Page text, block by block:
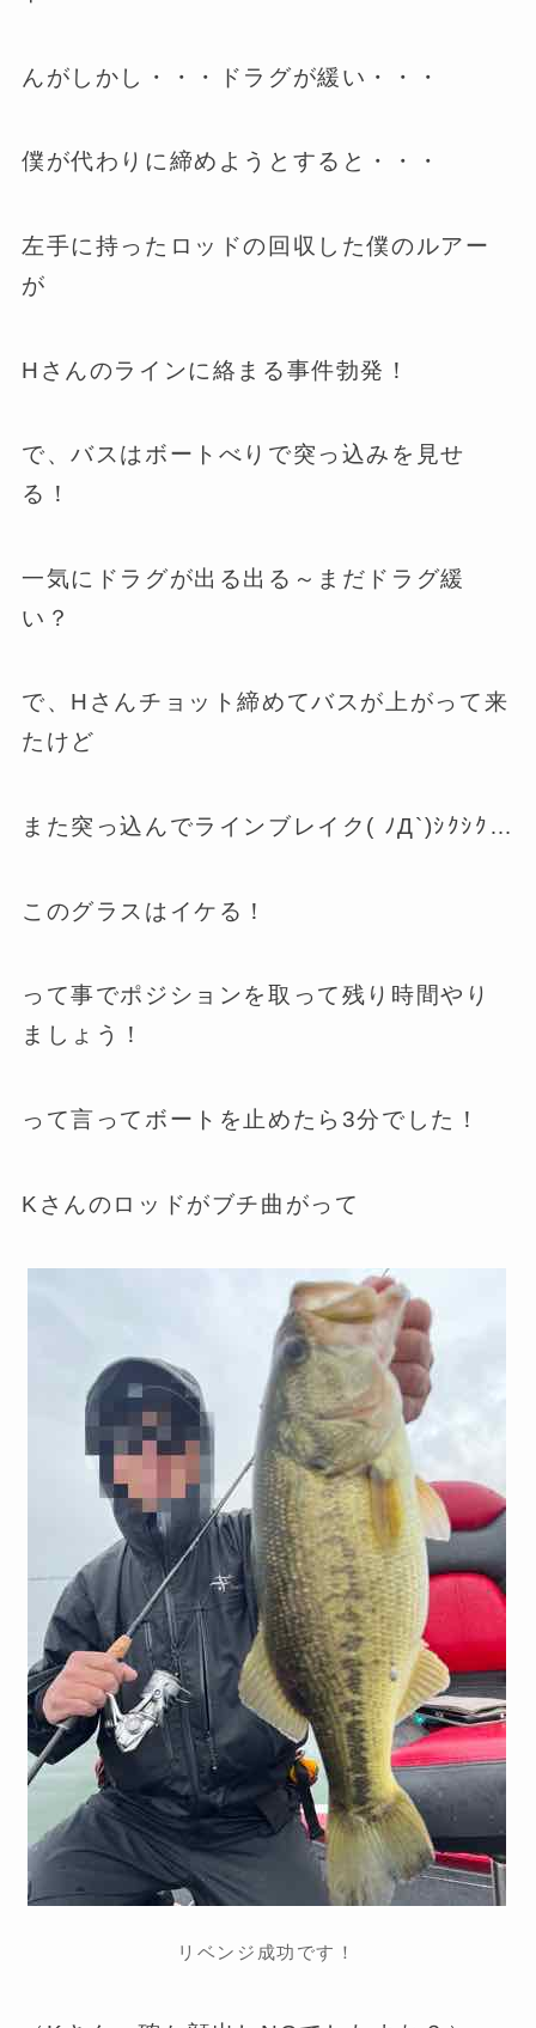
んがしかし・・・ドラグが緩い・・・
僕が代わりに締めようとすると・・・
左手に持ったロッドの回収した僕のルアー
が
Hさんのラインに絡まる事件勃発！
で、バスはボートべりで突っ込みを見せ
る！
一気にドラグが出る出る～まだドラグ緩
い？
で、Hさんチョット締めてバスが上がって来
たけど
また突っ込んでラインブレイク( ﾉД`)ｼｸｼｸ…
このグラスはイケる！
って事でポジションを取って残り時間やり
ましょう！
って言ってボートを止めたら3分でした！
Kさんのロッドがブチ曲がって
リベンジ成功です！